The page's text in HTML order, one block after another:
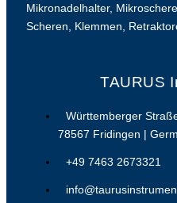
Mikronadelhalter,
Scheren, Klemmen,
TAURUS
Württemberger
78567 Fridingen |
+49 7463 2673321